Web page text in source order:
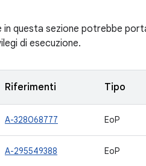
in questa sezione potrebbe
di esecuzione.
Riferimenti Tipo
A-328068777 EoP
A-295549388 EoP